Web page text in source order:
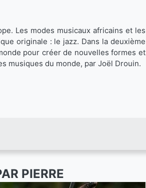
Les modes musicaux africains et les
originale : le jazz. Dans la deuxième
pour créer de nouvelles formes et
musiques du monde, par Joël Drouin.
PIERRE